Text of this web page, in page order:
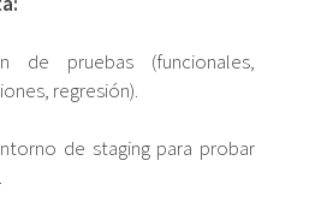
pruebas (funcionales,
regresión).
de staging para probar